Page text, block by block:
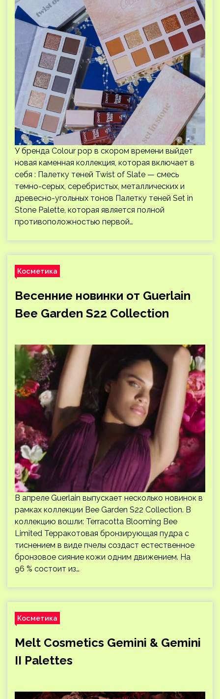
У бренда Colour pop в скором времени выйдет
новая каменная коллекция, которая включает в
себя : Палетку теней Twist of Slate — смесь
темно-серых, серебристых, металлических и
древесно-угольных тонов Палетку теней Set in
Stone Palette, которая является полной
противоположностью первой…
Косметика
Весенние новинки от Guerlain
Bee Garden S22 Collection
В апреле Guerlain выпускает несколько новинок в
рамках коллекции Bee Garden S22 Collection. В
коллекцию вошли: Terracotta Blooming Bee
Limited Терракотовая бронзирующая пудра с
тиснением в виде пчелы создаст естественное
бронзовое сияние кожи одним движением. На
96 % состоит из…
Косметика
Melt Cosmetics Gemini & Gemini
II Palettes